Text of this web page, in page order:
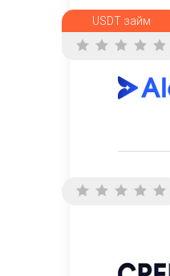
USDT займ